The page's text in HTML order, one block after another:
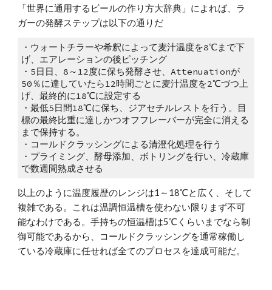
「世界に通用するビールの作り方大辞典」によれば、ラ
ガーの発酵ステップは以下の通りだ
・ウォートチラーや希釈によって麦汁温度を8℃まで下
げ、エアレーションの後ピッチング
・5日日、8～12度に保ち発酵させ、Attenuationが
50％に達していたら12時間ごとに麦汁温度を2℃づつ上
げ、最終的に18℃に設定する
・最低5日間18℃に保ち、ジアセチルレストを行う。目
標の最終比重に達しかつオフフレーバーが完全に消える
まで保持する。
・コールドクラッシングによる清澄化処理を行う
・プライミング、酵母添加、ボトリングを行い、冷蔵庫
で数週間熟成させる
以上のように温度履歴のレンジは1～18℃と広く、そして
複雑である。これは温調恒温槽を使わない限りまず不可
能なわけである。手持ちの恒温槽は5℃くらいまでなら制
御可能であるから、コールドクラッシングを通常稼働し
ている冷蔵庫に任せれば全てのプロセスを達成可能だ。